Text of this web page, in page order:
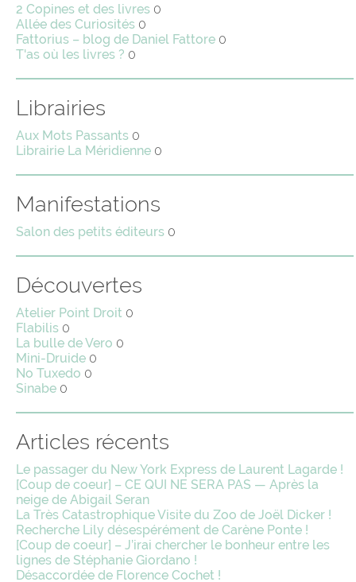
2 Copines et des livres 0
Allée des Curiosités 0
Fattorius – blog de Daniel Fattore 0
T'as où les livres ? 0
Librairies
Aux Mots Passants 0
Librairie La Méridienne 0
Manifestations
Salon des petits éditeurs 0
Découvertes
Atelier Point Droit 0
Flabilis 0
La bulle de Vero 0
Mini-Druide 0
No Tuxedo 0
Sinabe 0
Articles récents
Le passager du New York Express de Laurent Lagarde !
[Coup de coeur] – CE QUI NE SERA PAS — Après la
neige de Abigail Seran
La Très Catastrophique Visite du Zoo de Joël Dicker !
Recherche Lily désespérément de Carène Ponte !
[Coup de coeur] – J’irai chercher le bonheur entre les
lignes de Stéphanie Giordano !
Désaccordée de Florence Cochet !